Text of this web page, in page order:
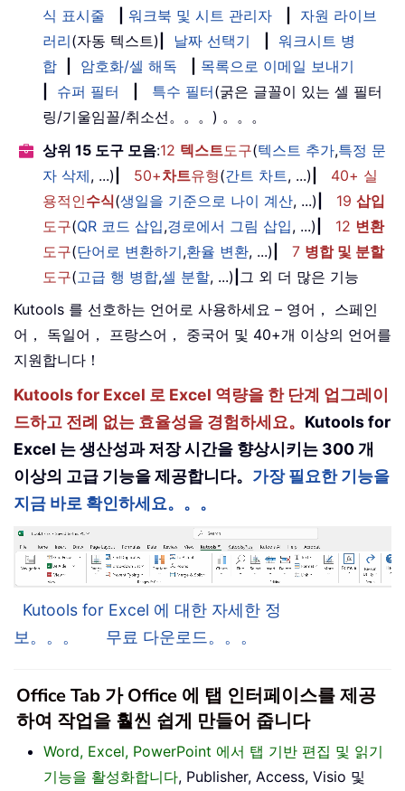
식 표시줄
워크북 및 시트 관리자
자원 라이브
러리(자동 텍스트) 날짜 선택기
워크시트 병
합
암호화/셀 해독
목록으로 이메일 보내기
슈퍼 필터 특수 필터(굵은 글꼴이 있는 셀 필터
링/기울임꼴/취소선。。。) 。。。
상위 15 도구 모음:12 텍스트도구(텍스트 추가,특정 문
자 삭제, ...) 50+차트유형(간트 차트, ...)
40+ 실
용적인수식(생일을 기준으로 나이 계산, ...) 19 삽입
도구(QR 코드 삽입,경로에서 그림 삽입, ...) 12 변환
도구(단어로 변환하기,환율 변환, ...) 7 병합 및 분할
도구(고급 행 병합,셀 분할, ...) 그 외 더 많은 기능
Kutools 를 선호하는 언어로 사용하세요 – 영어， 스페인
어， 독일어， 프랑스어， 중국어 및 40+개 이상의 언어를
지원합니다！
Kutools for Excel 로 Excel 역량을 한 단계 업그레이
드하고 전례 없는 효율성을 경험하세요。 Kutools for
Excel 는 생산성과 저장 시간을 향상시키는 300 개
이상의 고급 기능을 제공합니다。 가장 필요한 기능을
지금 바로 확인하세요。。。
Kutools for Excel 에 대한 자세한 정
보。。。
무료 다운로드。。。
Office Tab 가 Office 에 탭 인터페이스를 제공
하여 작업을 훨씬 쉽게 만들어 줍니다
Word, Excel, PowerPoint 에서 탭 기반 편집 및 읽기
기능을 활성화합니다, Publisher, Access, Visio 및